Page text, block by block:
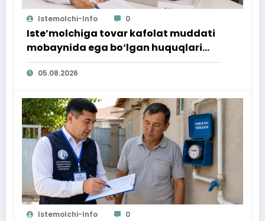
Istemolchi-Info 0
Iste’molchiga tovar kafolat muddati
mobaynida ega bo‘lgan huquqlari
ta’minlab berildi
05.08.2026
Istemolchi-Info 0